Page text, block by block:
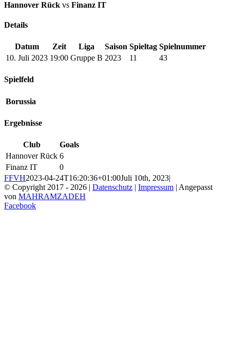
Hannover Rück vs Finanz IT
Details
Datum Zeit Liga Saison Spieltag Spielnummer
10. Juli 2023 19:00 Gruppe B 2023 11 43
Spielfeld
Borussia
Ergebnisse
Club
Goals
Hannover Rück 6
Finanz IT
0
FFVH2023-04-24T16:20:36+01:00Juli 10th, 2023|
© Copyright 2017 - 2026 | Datenschutz | Impressum | Angepasst
von MAHRAMZADEH
Facebook